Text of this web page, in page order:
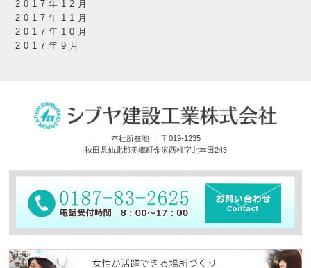
2017年12月
2017年11月
2017年10月
2017年9月
本社所在地 ： 〒019-1235
秋田県仙北郡美郷町金沢西根字北本田243